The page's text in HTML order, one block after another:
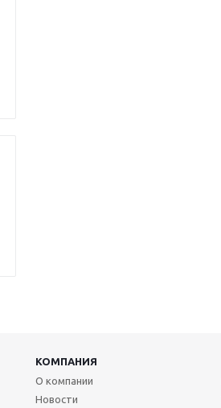
КОМПАНИЯ
О компании
Новости